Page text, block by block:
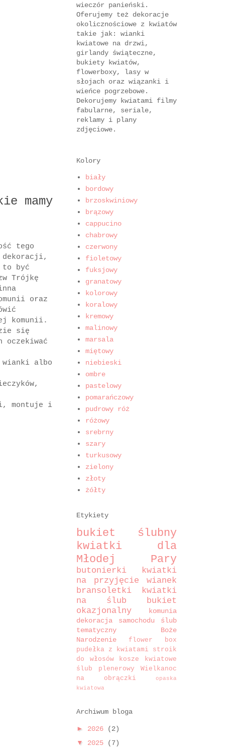
mamy
tego
być
Trójkę
oraz
komunii.
się
oczekiwać
albo
montuje i
wieczór panieński.
Oferujemy też dekoracje
okolicznościowe z kwiatów
takie jak: wianki
kwiatowe na drzwi,
girlandy świąteczne,
bukiety kwiatów,
flowerboxy, lasy w
słojach oraz wiązanki i
wieńce pogrzebowe.
Dekorujemy kwiatami filmy
fabularne, seriale,
reklamy i plany
zdjęciowe.
Kolory
biały
bordowy
brzoskwiniowy
brązowy
cappucino
chabrowy
czerwony
fioletowy
fuksjowy
granatowy
kolorowy
koralowy
kremowy
malinowy
marsala
miętowy
niebieski
ombre
pastelowy
pomarańczowy
pudrowy róż
różowy
srebrny
szary
turkusowy
zielony
złoty
żółty
Etykiety
bukiet ślubny
kwiatki dla
Młodej Pary
butonierki
kwiatki
na przyjęcie wianek
bransoletki
kwiatki
na ślub
bukiet
okazjonalny
komunia
dekoracja samochodu ślub
tematyczny Boże
Narodzenie
flower box
pudełka z kwiatami stroik
do włosów
kosze kwiatowe
ślub plenerowy Wielkanoc
na obrączki
opaska
kwiatowa
Archiwum bloga
► 2026
(2)
▼ 2025
(7)